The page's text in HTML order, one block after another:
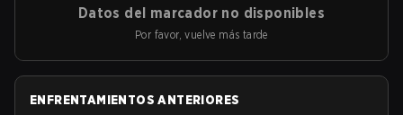
Datos del marcador no disponibles
Por favor, vuelve más tarde
ENFRENTAMIENTOS ANTERIORES